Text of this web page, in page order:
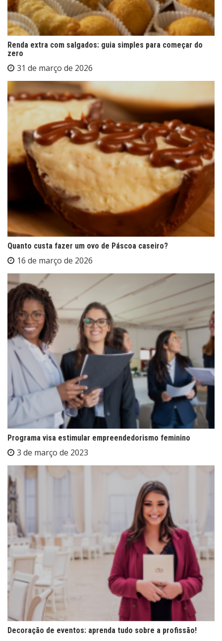
Renda extra com salgados: guia simples para começar do
zero
31 de março de 2026
Quanto custa fazer um ovo de Páscoa caseiro?
16 de março de 2026
Programa visa estimular empreendedorismo feminino
3 de março de 2023
Decoração de eventos: aprenda tudo sobre a profissão!